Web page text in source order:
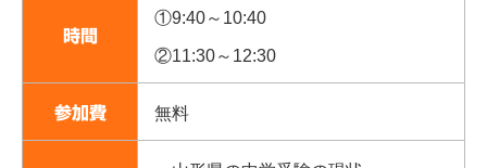
時間
①9:40～10:40
②11:30～12:30
参加費 無料